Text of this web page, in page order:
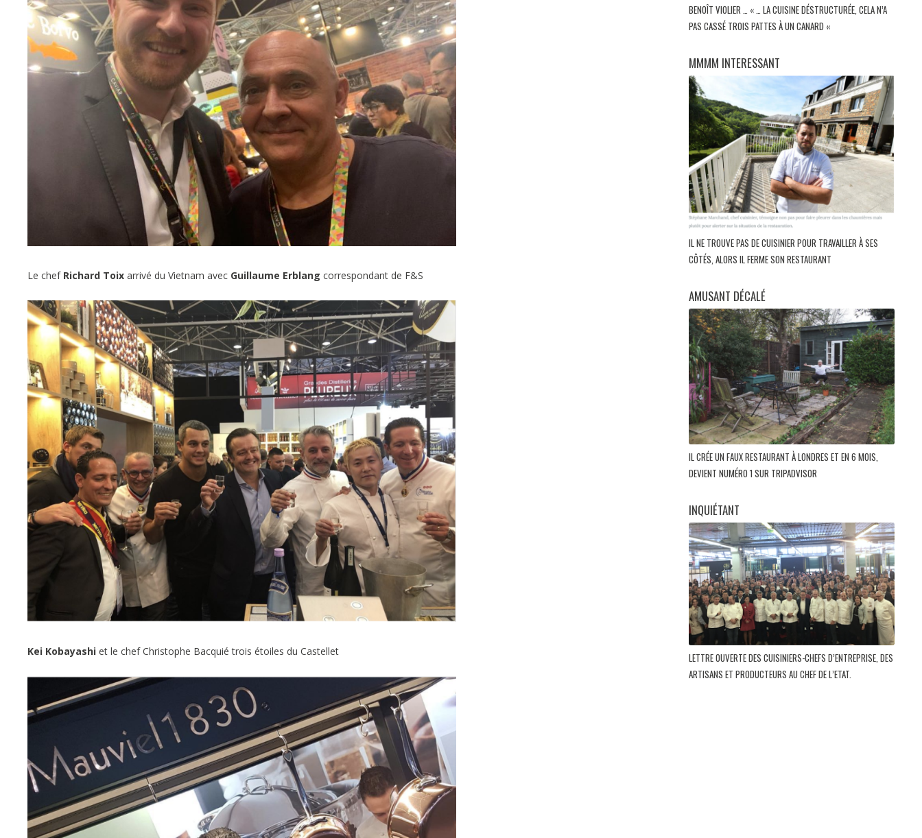
Le chefRichard Toix arrivé du Vietnam avec Guillaume Erblang correspondant de F&S
Kei Kobayashi et le chef Christophe Bacquié trois étoiles du Castellet
BENOÎT VIOLIER … « … LA CUISINE DÉSTRUCTURÉE, CELA N’A
PAS CASSÉ TROIS PATTES À UN CANARD «
MMMM INTERESSANT
IL NE TROUVE PAS DE CUISINIER POUR TRAVAILLER À SES
CÔTÉS, ALORS IL FERME SON RESTAURANT
AMUSANT DÉCALÉ
IL CRÉE UN FAUX RESTAURANT À LONDRES ET EN 6 MOIS,
DEVIENT NUMÉRO 1 SUR TRIPADVISOR
INQUIÉTANT
LETTRE OUVERTE DES CUISINIERS-CHEFS D’ENTREPRISE, DES
ARTISANS ET PRODUCTEURS AU CHEF DE L’ETAT.